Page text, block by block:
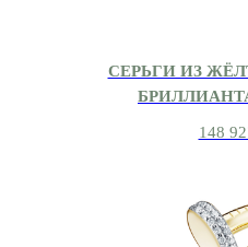
СЕРЬГИ ИЗ
148